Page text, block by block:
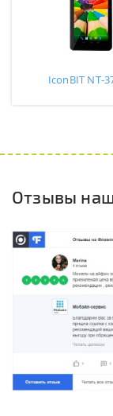
IconBIT NT-
Отзывы